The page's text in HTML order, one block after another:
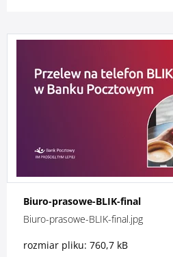
Biuro-prasowe-BLIK-final
Biuro-prasowe-BLIK-final.jpg
rozmiar pliku: 760,7 kB